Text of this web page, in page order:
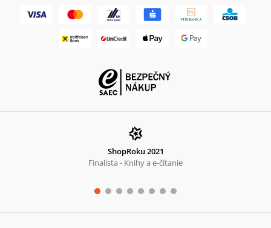
ShopRoku 2021
Finalista - Knihy a e-čítanie